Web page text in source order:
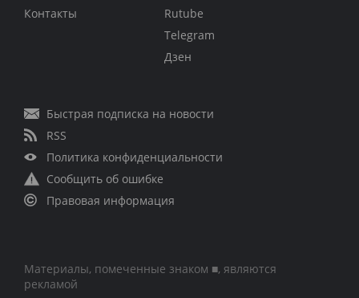
Контакты
Rutube
Telegram
Дзен
Быстрая подписка на новости
RSS
Политика конфиденциальности
Сообщить об ошибке
Правовая информация
Материалы, помеченные знаком ■, являются
рекламой